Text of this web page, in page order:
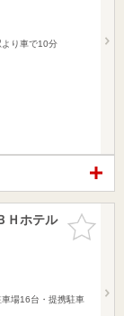
り車で10分
お気に入
りに追加
Ｈホテル
場16台・提携駐車